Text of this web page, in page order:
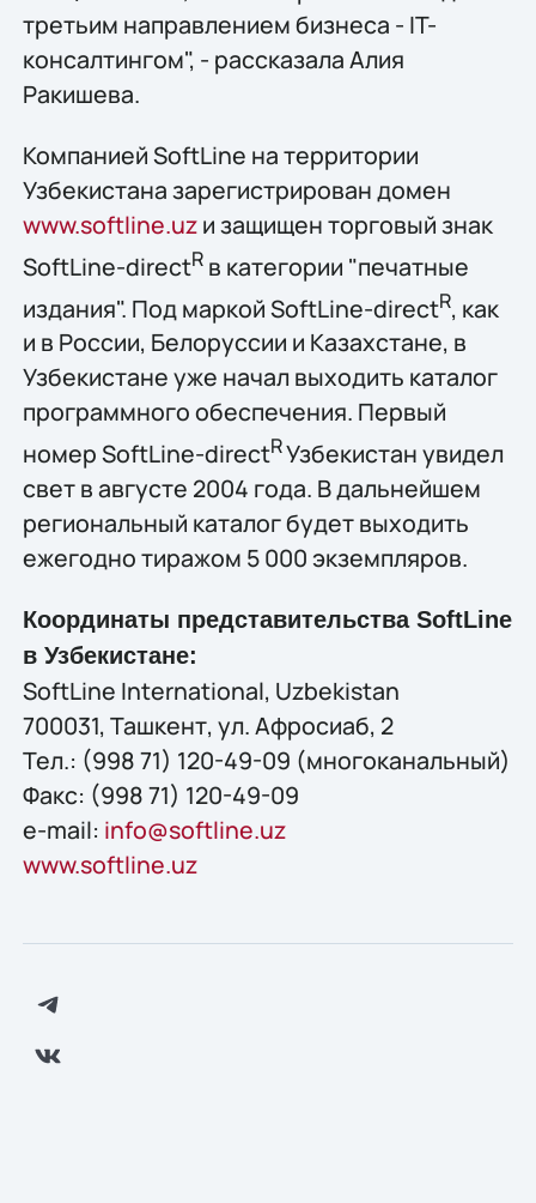
третьим направлением бизнеса - IT-
консалтингом", - рассказала Алия
Ракишева.
Компанией SoftLine на территории
Узбекистана зарегистрирован домен
www.softline.uzи защищен торговый знак
SoftLine-directRв категории "печатные
издания". Под маркой SoftLine-directR, как
и в России, Белоруссии и Казахстане, в
Узбекистане уже начал выходить каталог
программного обеспечения. Первый
номер SoftLine-directRУзбекистан увидел
свет в августе 2004 года. В дальнейшем
региональный каталог будет выходить
ежегодно тиражом 5 000 экземпляров.
Координаты представительства SoftLine
в Узбекистане:
SoftLine International, Uzbekistan
700031, Ташкент, ул. Афросиаб, 2
Тел.: (998 71) 120-49-09 (многоканальный)
Факс: (998 71) 120-49-09
e-mail: info@softline.uz
www.softline.uz